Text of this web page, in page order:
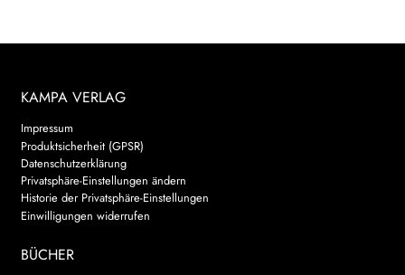
KAMPA VERLAG
Impressum
Produktsicherheit (GPSR)
Datenschutzerklärung
Privatsphäre-Einstellungen ändern
Historie der Privatsphäre-Einstellungen
Einwilligungen widerrufen
BÜCHER